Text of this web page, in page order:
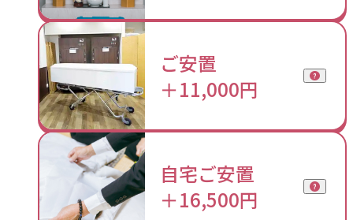
ご安置
＋11,000円
自宅ご安置
＋16,500円